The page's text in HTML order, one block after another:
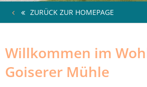
ZURÜCK ZUR HOMEPAGE
Willkommen im
Goiserer Mühle